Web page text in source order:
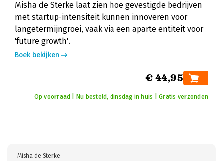
Misha de Sterke laat zien hoe gevestigde bedrijven
met startup-intensiteit kunnen innoveren voor
langetermijngroei, vaak via een aparte entiteit voor
'future growth'.
Boek bekijken
€ 44,95
Op voorraad | Nu besteld, dinsdag in huis | Gratis verzonden
Misha de Sterke